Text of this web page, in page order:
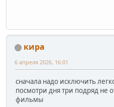
кира
6 апреля 2026, 16:01
сначала надо исключить
посмотри дня три подряд не
фильмы